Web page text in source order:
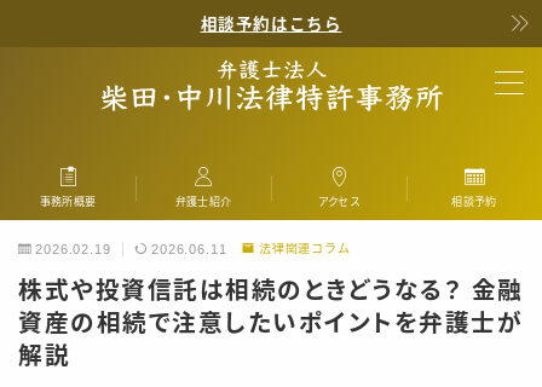
相談予約はこちら
MENU
事務所概要
取扱分野 Practice
顧問契約
事務所概要 弁護士紹介 アクセス 相談予約
2026.02.19 2026.06.11 法律関連コラム
株式や投資信託は相続のときどうなる？ 金融
資産の相続で注意したいポイントを弁護士が
解説